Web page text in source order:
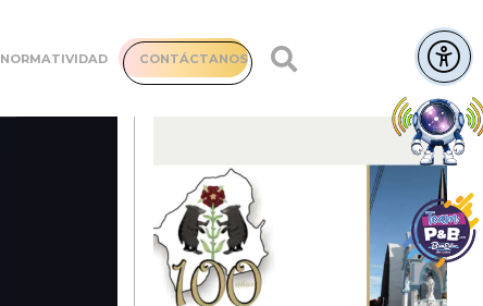
NORMATIVIDAD CONTÁCTANOS